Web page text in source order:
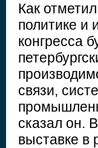
Как
политике и
конгресса
связи,
сказал он.
выставке в